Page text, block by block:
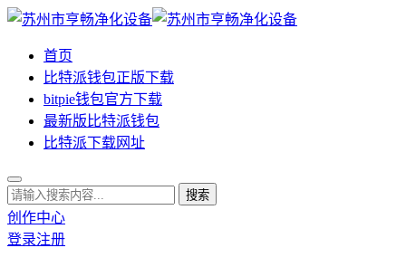
首页
比特派钱包正版下载
bitpie钱包官方下载
最新版比特派钱包
比特派下载网址
创作中心
登录注册